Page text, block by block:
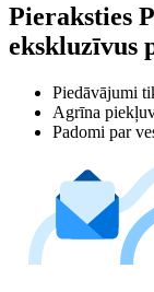
Pieraksties
ekskluzīvus
Piedāvājumi
Agrīna
Padomi par